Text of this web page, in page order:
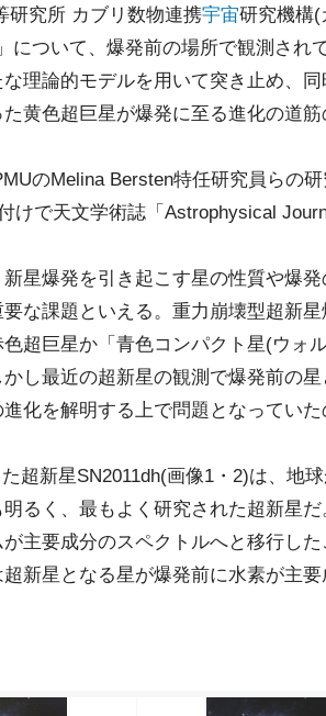
研究所 カブリ数物連携宇宙研究機構(
について、爆発前の場所で観測され
な理論的モデルを用いて突き止め、
黄色超巨星が爆発に至る進化の道
のMelina Bersten特任研究員らの
けで天文学術誌「Astrophysical
新星爆発を引き起こす星の性質や爆
な課題といえる。重力崩壊型超新
超巨星か「青色コンパクト星(ウォ
し最近の超新星の観測で爆発前の
化を解明する上で問題となっていた
超新星SN2011dh(画像1・2)は、地
るく、最もよく研究された超新星
主要成分のスペクトルへと移行し
新星となる星が爆発前に水素が主